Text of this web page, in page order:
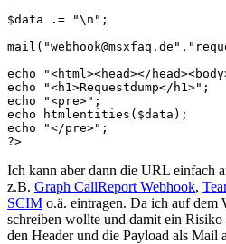
$data .= "\n";
echo "<html><head></
echo "<h1>Requestdump</h1>";
echo "<pre>";
echo htmlentities($data);
echo "</pre>";
?>
Ich kann aber dann die URL einfach
z.B. Graph CallReport Webhook,
SCIM o.ä. eintragen. Da ich auf dem
schreiben wollte und damit ein Risiko
den Header und die Payload als Mail